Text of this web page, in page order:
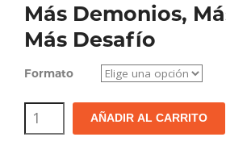
Más Demonios,
Más Desafío
Formato
Más
Demonios,
AÑADIR AL CARRITO